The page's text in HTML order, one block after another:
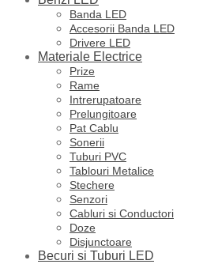
Banda LED
Accesorii Banda LED
Drivere LED
Materiale Electrice
Prize
Rame
Intrerupatoare
Prelungitoare
Pat Cablu
Sonerii
Tuburi PVC
Tablouri Metalice
Stechere
Senzori
Cabluri si Conductori
Doze
Disjunctoare
Becuri si Tuburi LED